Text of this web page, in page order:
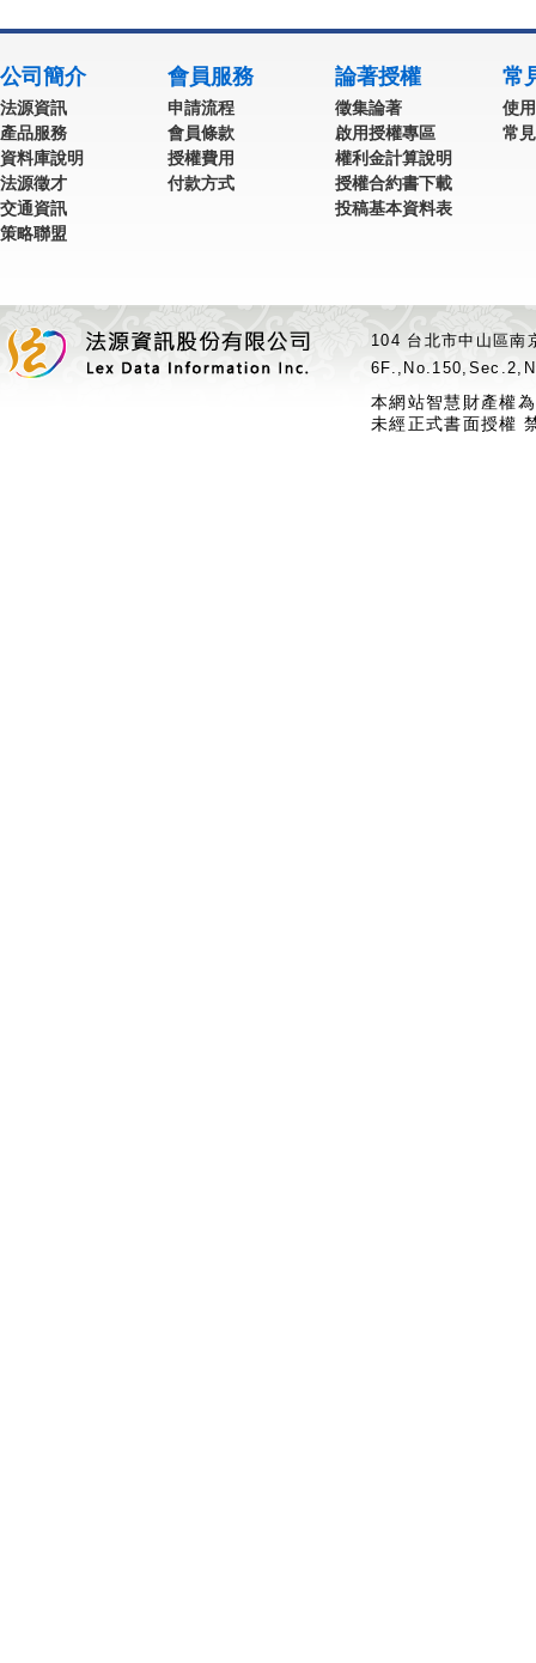
公司簡介
法源資訊
產品服務
資料庫說明
法源徵才
交通資訊
策略聯盟
會員服務
申請流程
會員條款
授權費用
付款方式
論著授權
徵集論著
啟用授權專區
權利金計算說明
授權合約書下載
投稿基本資料表
常
使
常
104 台北市中山區
本網站智慧財產權
未經正式書面授權